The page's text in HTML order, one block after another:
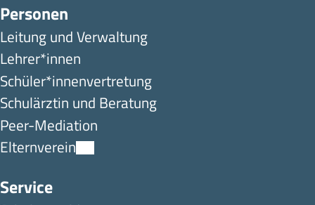
Personen
Leitung und Verwaltung
Lehrer*innen
Schüler*innen­ver­tretung
Schulärztin und Beratung
Peer-Mediation
Elternverein
Service